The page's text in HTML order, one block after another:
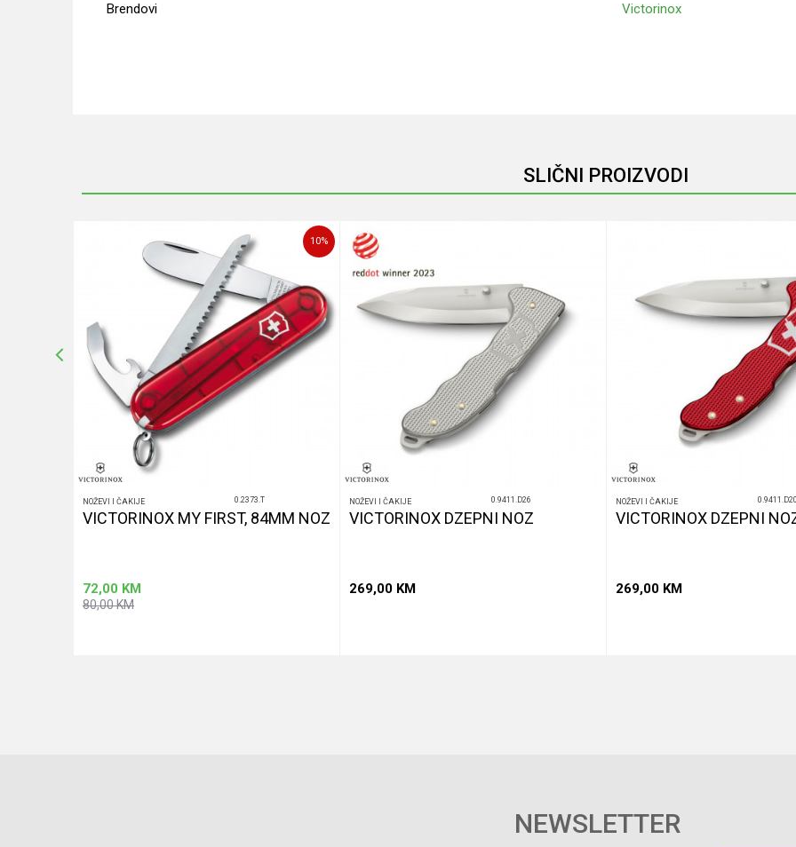
Brendovi Victorinox
POŠALJI
SLIČNI PROIZVODI
10%
NOŽEVI I ČAKIJE 0.2373.T
VICTORINOX MY FIRST, 84MM NOZ
72,00 KM
80,00KM
NOŽEVI I ČAKIJE 0.9411.D26
VICTORINOX DZEPNI NOZ
269,00 KM
NOŽEVI I ČAKIJE 0.9411.D20
VICTORINOX DZEPNI
269,00 KM
NEWSLETTER